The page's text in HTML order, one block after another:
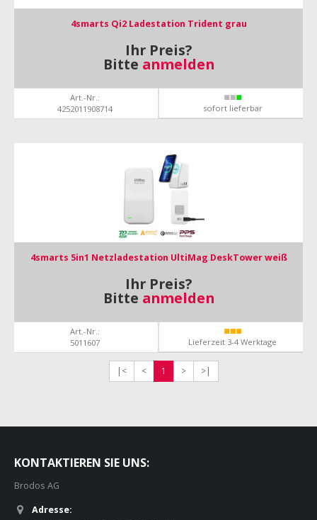
4smarts Qi2 Ladestation Trident grau
Ihr Preis?
Bitte anmelden
Art.-Nr.:
4252011908714
sofort lieferbar
4smarts 5in1 Netzladestation UltiMag DeskTower weiß
Ihr Preis?
Bitte anmelden
Art.-Nr.:
5011607
Lieferzeit 3-4 Werktage
|< < 1 > >|
KONTAKTIEREN SIE UNS:
Brodos AG
Adresse: